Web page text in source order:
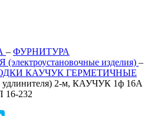
– ФУРНИТУРА
изделия) –
КАУЧУК ГЕРМЕТИЧНЫЕ
2-м, КАУЧУК 1ф 16А
16-232